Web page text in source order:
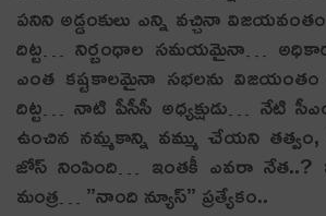
ప‌నిని అడ్డంకులు ఎన్ని వ‌చ్చినా
దిట్ట‌… నిర్బంధాల‌ స‌మ‌యమైనా…
ఎంత క‌ష్ట‌కాల‌మైనా స‌భ‌ల‌ను
దిట్ట‌… నాటి పీసీసీ అధ్య‌క్షుడు… నేటి
ఉంచిన న‌మ్మ‌కాన్ని వ‌మ్ము చేయ‌ని
జోస్ నింపింది… ఇంత‌కీ ఎవ‌రా నేత‌..?
మంత్ర‌… ”నాంది న్యూస్” ప్ర‌త్యేకం..